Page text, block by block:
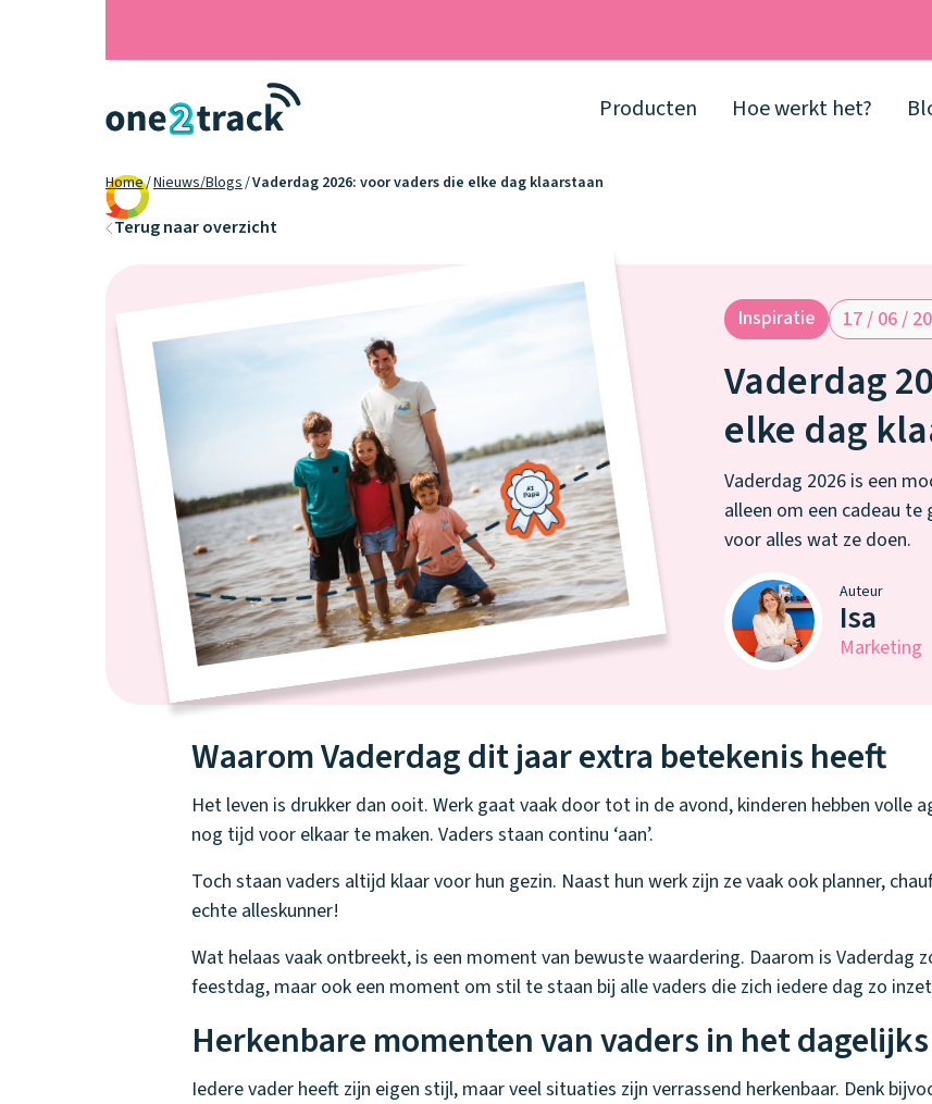
Producten Hoe werkt het?
Home Nieuws/Blogs Vaderdag 2026: voor vaders die elke dag klaarstaan
Terug naar overzicht
Inspiratie 17 / 06 /
Vaderdag
elke dag
Vaderdag 2026 is een
alleen om een cadeau
voor alles wat ze doen.
Auteur
Isa
Marketing
Waarom Vaderdag dit jaar extra betekenis heeft
Het leven is drukker dan ooit. Werk gaat vaak door tot in de avond, kinderen hebben volle
nog tijd voor elkaar te maken. Vaders staan continu ‘aan’.
Toch staan vaders altijd klaar voor hun gezin. Naast hun werk zijn ze vaak ook planner,
echte alleskunner!
Wat helaas vaak ontbreekt, is een moment van bewuste waardering. Daarom is Vaderdag
feestdag, maar ook een moment om stil te staan bij alle vaders die zich iedere dag zo
Herkenbare momenten van vaders in het
Iedere vader heeft zijn eigen stijl, maar veel situaties zijn verrassend herkenbaar. Denk